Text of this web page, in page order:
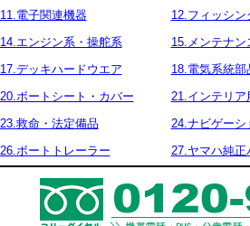
11.電子関連機器
12.フィッシン
14.エンジン系・操舵系
15.メンテナン
17.デッキハードウエア
18.電気系統部
20.ボートシート・カバー
21.インテリア
23.救命・法定備品
24.ナビゲーシ
26.ボートトレーラー
27.ヤマハ純正